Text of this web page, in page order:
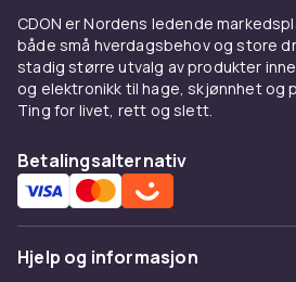
CDON er Nordens ledende
både små hverdagsbehov og store
stadig større utvalg av produkter
og elektronikk til hage, skjønnhet og
Ting for livet, rett og slett.
Betalingsalternativ
Hjelp og informasjon